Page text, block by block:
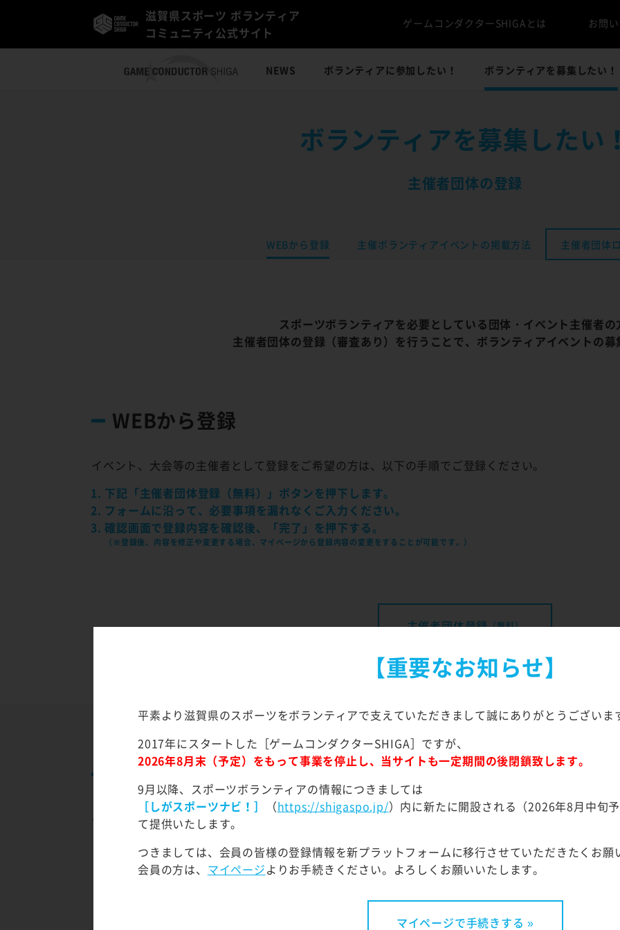
滋賀県スポーツ ボランティア
コミュニティ公式サイト
ゲームコンダクターSHIGAとは お問
NEWS ボランティアに参加したい！ ボランティアを募集したい！
ボランティアを募集したい！
主催者団体の登録
WEBから登録 主催ボランティアイベントの掲載方法 主催者団体
スポーツボランティアを必要としている団体・イベント主催者の
主催者団体の登録（審査あり）を行うことで、ボランティアイベントの募
WEBから登録
イベント、大会等の主催者として登録をご希望の方は、以下の手順でご登録ください。
下記「主催者団体登録（無料）」ボタンを押下します。
フォームに沿って、必要事項を漏れなくご入力ください。
確認画面で登録内容を確認後、「完了」を押下する。
（※登録後、内容を修正や変更する場合、マイページから登録内容の変更をすることが可能です。）
主催者団体登録（無料）
主催ボランティアイベントの掲載方法
イベント、大会等の主催ボランティアイベントのサイト掲載をご希望の方は、以下の手順でお申込み
1 2 3
【重要なお知らせ】
平素より滋賀県のスポーツをボランティアで支えていただきまして誠にありがとうございま
2017年にスタートした［ゲームコンダクターSHIGA］ですが、
2026年8月末（予定）をもって事業を停止し、当サイトも一定期間の後閉鎖致します。
9月以降、スポーツボランティアの情報につきましては
［しがスポーツナビ！］
（https://shigaspo.jp/）内に新たに開設される（2026年8月中旬
て提供いたします。
つきましては、会員の皆様の登録情報を新プラットフォームに移行させていただきたくお願
会員の方は、 マイページよりお手続きください。よろしくお願いいたします。
マイページで手続きする »